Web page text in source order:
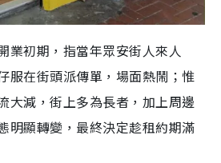
業初期，指當年眾安街人來人
服在街頭派傳單，場面熱鬧；惟
大減，街上多為長者，加上周邊
明顯轉變，最終決定趁租約期滿